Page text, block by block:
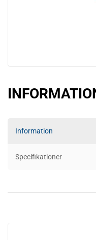
Information
Specifikationer